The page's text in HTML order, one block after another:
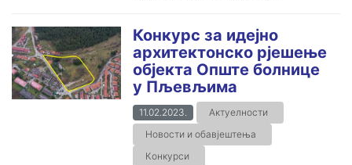
Конкурс за идејно
архитектонско рјешење
објекта Опште болнице
у Пљевљима
11.02.2023.
Актуелности
Новости и обавјештења
Конкурси